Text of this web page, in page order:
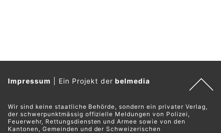
Impressum Ein Projekt derbelmedia
Wir sind keine staatliche Behörde, sondern ein privater Verlag,
der schwerpunktmässig offizielle Meldungen von Polizei,
Feuerwehr, Rettungsdiensten und Armee sowie von den
Kantonen, Gemeinden und der Schweizerischen